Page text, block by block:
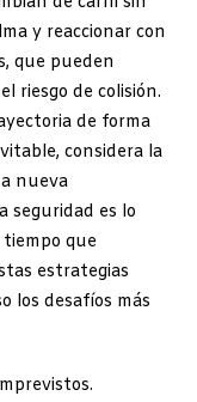
y reaccionar con
que pueden
riesgo de colisión.
de forma
considera la
nueva
seguridad es lo
que
estrategias
los desafíos más